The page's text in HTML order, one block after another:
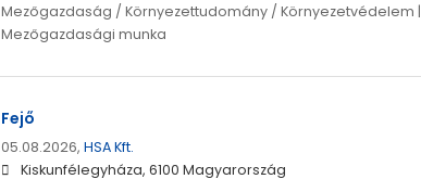
Mezőgazdaság / Környezettudomány / Környezetvédelem |
Mezőgazdasági munka
Fejő
05.08.2026, HSA Kft.
Kiskunfélegyháza, 6100 Magyarország